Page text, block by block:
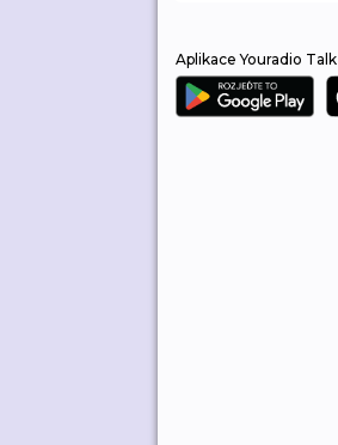
Aplikace Youradio Talk